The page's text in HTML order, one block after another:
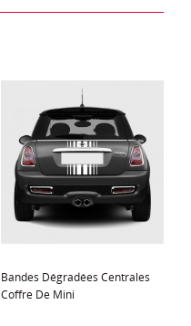
Bandes Dégradées Centrales
Coffre De Mini